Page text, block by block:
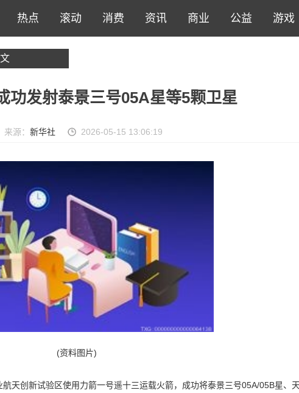
热点 滚动 消费 资讯 商业 公益 游戏
功发射泰景三号05A星等5颗卫星
来源： 新华社 2026-05-15 13:06:19
(资料图片)
天创新试验区使用力箭一号遥十三运载火箭，成功将泰景三号05A/05B星、